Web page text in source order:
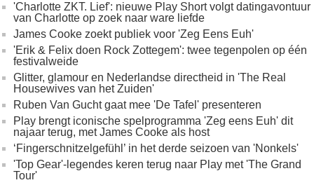
'Charlotte ZKT. Lief': nieuwe Play Short volgt datingavontuur
van Charlotte op zoek naar ware liefde
James Cooke zoekt publiek voor 'Zeg Eens Euh'
'Erik & Felix doen Rock Zottegem': twee tegenpolen op één
festivalweide
Glitter, glamour en Nederlandse directheid in 'The Real
Housewives van het Zuiden'
Ruben Van Gucht gaat mee 'De Tafel' presenteren
Play brengt iconische spelprogramma 'Zeg eens Euh' dit
najaar terug, met James Cooke als host
‘Fingerschnitzelgefühl’ in het derde seizoen van 'Nonkels'
'Top Gear'-legendes keren terug naar Play met 'The Grand
Tour'